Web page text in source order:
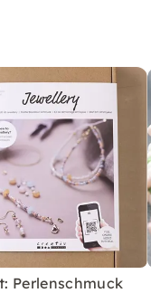
Perlenschmuck